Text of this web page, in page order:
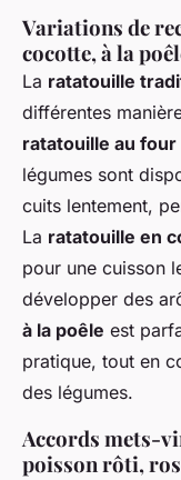
Variations de
cocotte, à la
La ratatouille
différentes
ratatouille au four
légumes sont
cuits lentement,
La ratatouille en
pour une cuisson
développer des
à la poêle est
pratique, tout en
des légumes.
Accords mets-
poisson rôti,